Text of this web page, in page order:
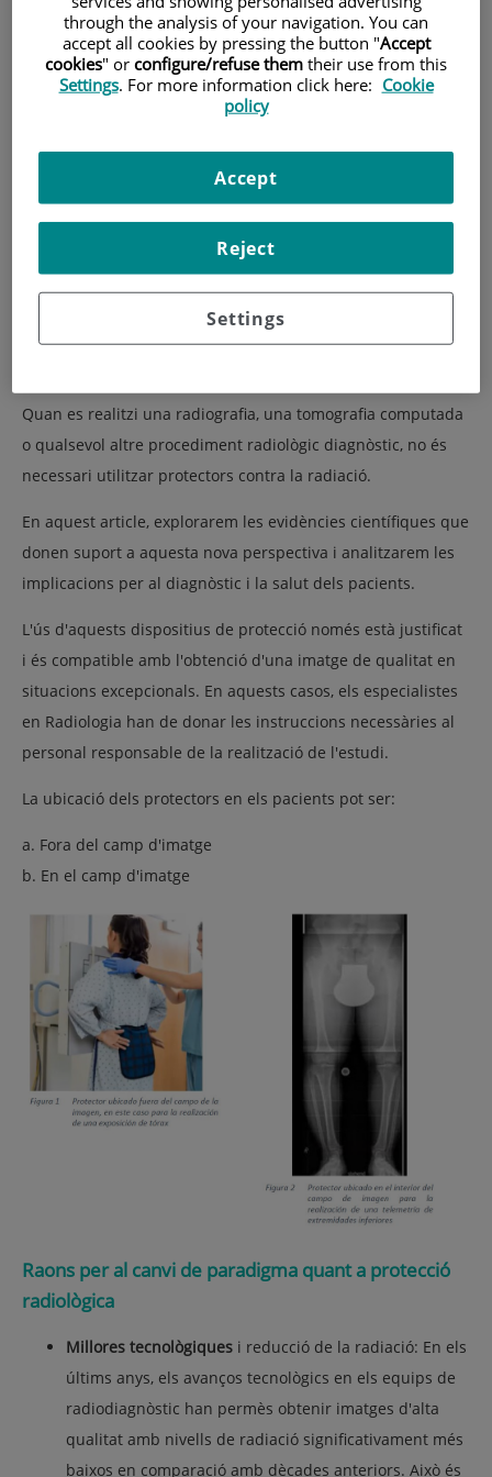
obstaculitzar l'obtenció d'imatges de
qualitat.
Quan es realitzi una radiografia, una tomografia computada
o qualsevol altre procediment radiològic diagnòstic, no és
necessari utilitzar protectors contra la radiació.
En aquest article, explorarem les evidències científiques que
donen suport a aquesta nova perspectiva i analitzarem les
implicacions per al diagnòstic i la salut dels pacients.
L'ús d'aquests dispositius de protecció només està justificat
i és compatible amb l'obtenció d'una imatge de qualitat en
situacions excepcionals. En aquests casos, els especialistes
en Radiologia han de donar les instruccions necessàries al
personal responsable de la realització de l'estudi.
La ubicació dels protectors en els pacients pot ser:
a. Fora del camp d'imatge
b. En el camp d'imatge
Raons per al canvi de paradigma quant a protecció
radiològica
Millores tecnològiques i reducció de la radiació: En els
últims anys, els avanços tecnològics en els equips de
radiodiagnòstic han permès obtenir imatges d'alta
qualitat amb nivells de radiació significativament més
baixos en comparació amb dècades anteriors. Això és
through the analysis of your navigation. You can
accept all cookies by pressing the button "Accept
cookies" or configure/refuse them their use from this
Settings. For more information click here: Cookie
policy
Settings
Reject
Accept